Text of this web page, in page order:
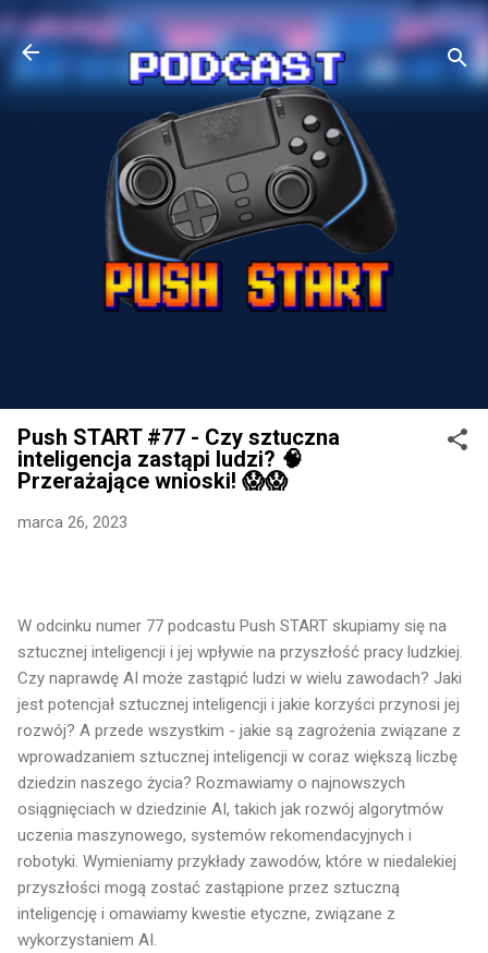
Przejdź do głównej zawartości
Push START #77 - Czy sztuczna
inteligencja zastąpi ludzi? 🧠
Przerażające wnioski! 😱😱
marca 26, 2023
W odcinku numer 77 podcastu Push START skupiamy się na
sztucznej inteligencji i jej wpływie na przyszłość pracy ludzkiej.
Czy naprawdę AI może zastąpić ludzi w wielu zawodach? Jaki
jest potencjał sztucznej inteligencji i jakie korzyści przynosi jej
rozwój? A przede wszystkim - jakie są zagrożenia związane z
wprowadzaniem sztucznej inteligencji w coraz większą liczbę
dziedzin naszego życia? Rozmawiamy o najnowszych
osiągnięciach w dziedzinie AI, takich jak rozwój algorytmów
uczenia maszynowego, systemów rekomendacyjnych i
robotyki. Wymieniamy przykłady zawodów, które w niedalekiej
przyszłości mogą zostać zastąpione przez sztuczną
inteligencję i omawiamy kwestie etyczne, związane z
wykorzystaniem AI.